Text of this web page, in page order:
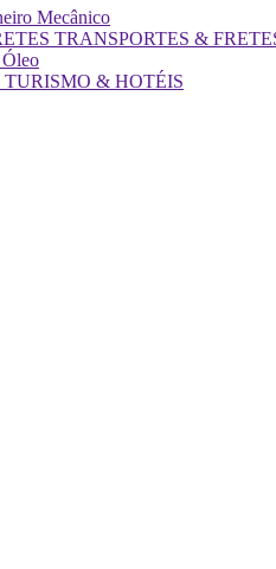
Mecânico
TRANSPORTES &
TURISMO & HOTÉIS